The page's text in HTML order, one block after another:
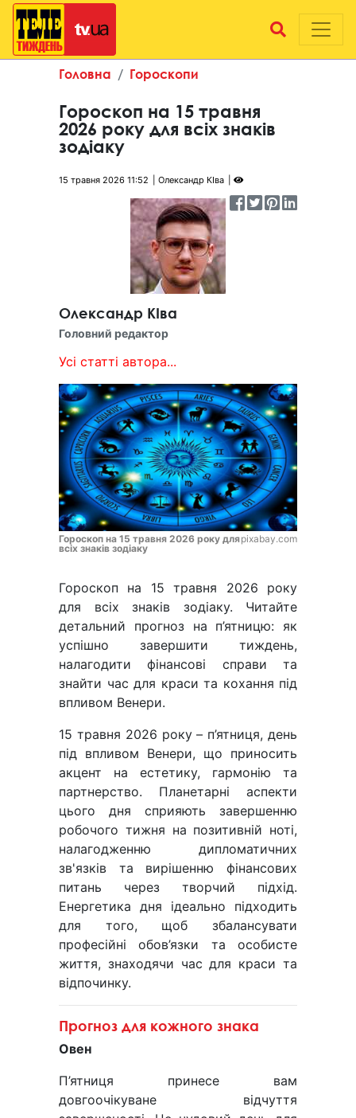
Головна Гороскопи
Гороскоп на 15 травня
2026 року для всіх знаків
зодіаку
15 травня 2026 11:52 Олександр КІва
Олександр КІва
Головний редактор
Усі статті автора...
Гороскоп на 15 травня 2026 року для
всіх знаків зодіаку
pixabay.com
Гороскоп на 15 травня 2026 року
для всіх знаків зодіаку. Читайте
детальний прогноз на п’ятницю: як
успішно завершити тиждень,
налагодити фінансові справи та
знайти час для краси та кохання під
впливом Венери.
15 травня 2026 року – п’ятниця, день
під впливом Венери, що приносить
акцент на естетику, гармонію та
партнерство. Планетарні аспекти
цього дня сприяють завершенню
робочого тижня на позитивній ноті,
налагодженню дипломатичних
зв'язків та вирішенню фінансових
питань через творчий підхід.
Енергетика дня ідеально підходить
для того, щоб збалансувати
професійні обов’язки та особисте
життя, знаходячи час для краси та
відпочинку.
Прогноз для кожного знака
Овен
П’ятниця принесе вам
довгоочікуване відчуття